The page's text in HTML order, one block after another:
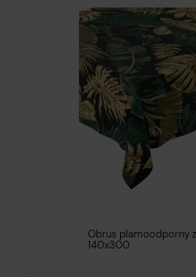
Obrus plamoodporny
140x300